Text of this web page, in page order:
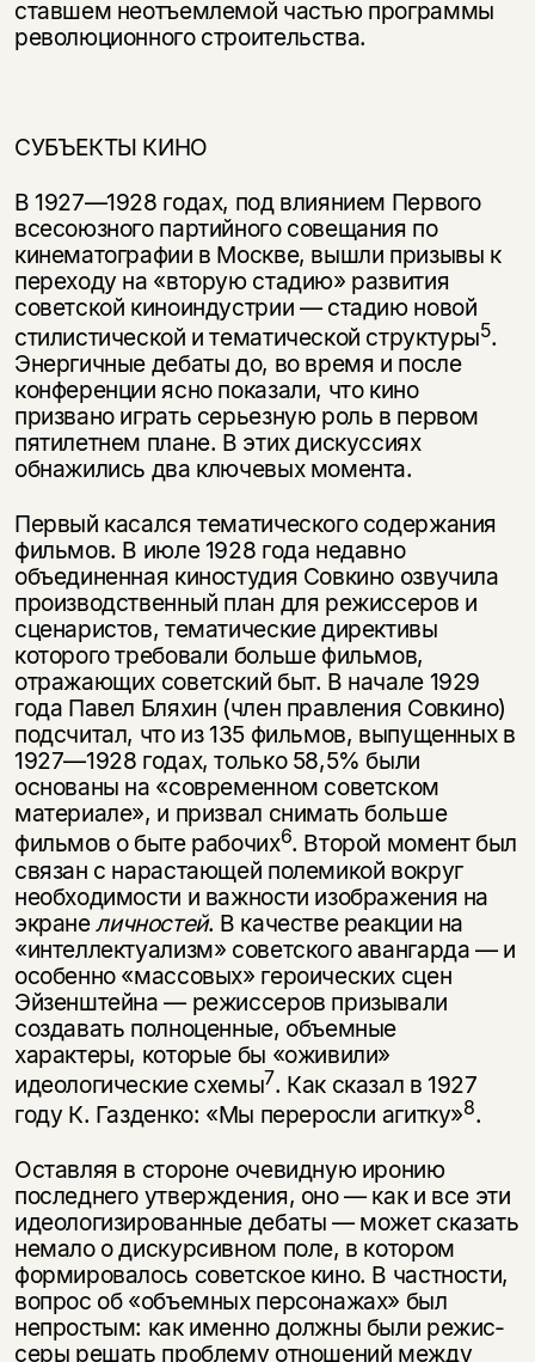
ставшем неотъемлемой частью программы
революционного строительства.
СУБЪЕКТЫ КИНО
В 1927—1928 годах, под влиянием Первого
всесоюзного партийного совеща­ния по
кинематографии в Москве, вышли призывы к
переходу на «вторую стадию» развития
советской киноиндустрии — стадию новой
стилистической и тематической структуры5.
Энергичные дебаты до, во время и после
конфе­ренции ясно показали, что кино
призвано играть серьезную роль в первом
пятилетнем плане. В этих дискуссиях
обнажились два ключевых момента.
Первый касался тематического содержания
фильмов. В июле 1928 года не­давно
объединенная киностудия Совкино озвучила
производственный план для режиссеров и
сценаристов, тематические директивы
которого требовали больше фильмов,
отражающих советский быт. В начале 1929
года Павел Бляхин (член правления Совкино)
подсчитал, что из 135 фильмов, выпущенных в
1927—1928 годах, только 58,5% были
основаны на «современном совет­ском
материале», и призвал снимать больше
фильмов о быте рабочих6. Вто­рой момент был
связан с нарастающей полемикой вокруг
необходимости и важности изображения на
экранеличностей. В качестве реакции на
«интел­лектуализм» советского авангарда — и
особенно «массовых» героических сцен
Эйзенштейна — режиссеров призывали
создавать полноценные, объ­емные
характеры, которые бы «оживили»
идеологические схемы7. Как сказал в 1927
году К. Газденко: «Мы переросли агитку»8.
Оставляя в стороне очевидную иронию
последнего утверждения, оно — как и все эти
идеологизированные дебаты — может сказать
немало о дискур­сивном поле, в котором
формировалось советское кино. В частности,
вопрос об «объемных персонажах» был
непростым: как именно должны были режис­
серы решать проблему отношений между